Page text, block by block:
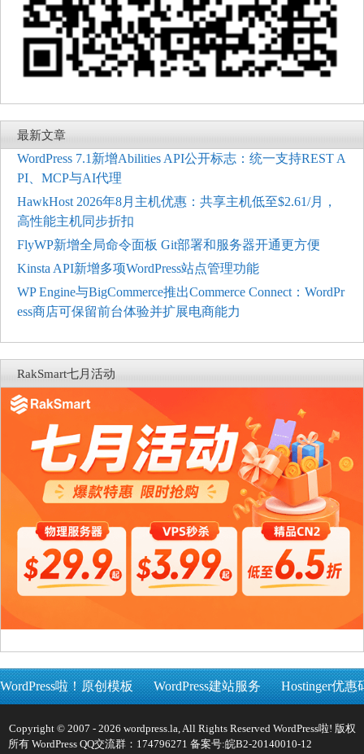
最新文章
WordPress 7.1新增Abilities API公开标志：统一支持REST A
PI、MCP与AI代理
HawkHost 2026年8月主机优惠：共享主机低至$2.61/月，
高性能主机同步折扣
FlyWP新增全局命令面板 Git部署和服务器开通更方便
Kinsta API新增多项WordPress站点管理功能
WP Engine与BigCommerce推出Commerce Connect：WordPr
ess商店可保留前台体验并扩展电商能力
RakSmart七月活动
WordPress啦！原创模板 WordPress建站服务 Hostinger优惠
Copyright © 2007 - 2026 wordpress.la, All Rights Reserved WordPress啦! 版权
所有 WordPress QQ交流群：174796271 备案号:皖B2-20140010-12